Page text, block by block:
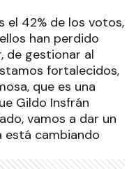
el 42% de los votos,
han perdido
de gestionar al
fortalecidos,
que es una
Gildo Insfrán
vamos a dar un
cambiando